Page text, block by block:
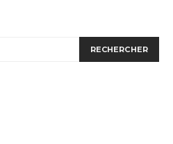
RECHERCHER